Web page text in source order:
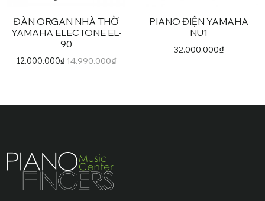
trên
trang
phẩm
ĐÀN ORGAN NHÀ THỜ
YAMAHA ELECTONE EL-
90
12.000.000₫14.990.000₫
PIANO ĐIỆN YAMAHA
NU1
32.000.000₫